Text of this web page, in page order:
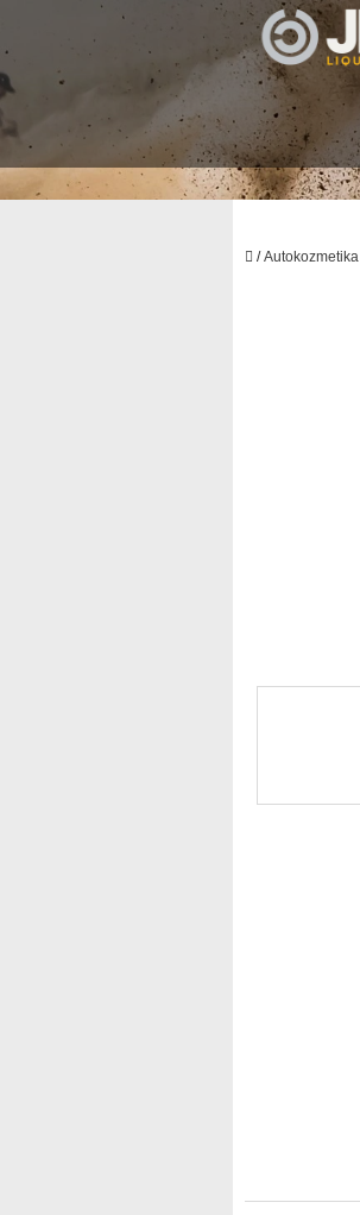
obsah
Domov
/ Autokozmetika